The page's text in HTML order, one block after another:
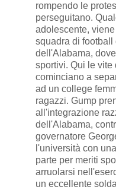
rompendo le
perseguitano.
adolescente,
squadra di
dell'Alabama,
sportivi. Qui le vite
cominciano a
ad un college
ragazzi. Gump
all'integrazione
dell'Alabama,
governatore
l'università con
parte per meriti
arruolarsi
un eccellente